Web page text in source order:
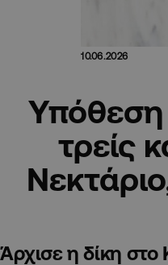
10.06.2026
τρείς
Άρχισε η δίκη